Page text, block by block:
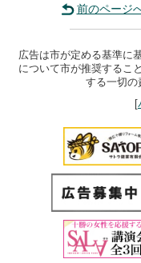
前のページ
広告は市が定める基準に
について市が推奨するこ
する一切の
[